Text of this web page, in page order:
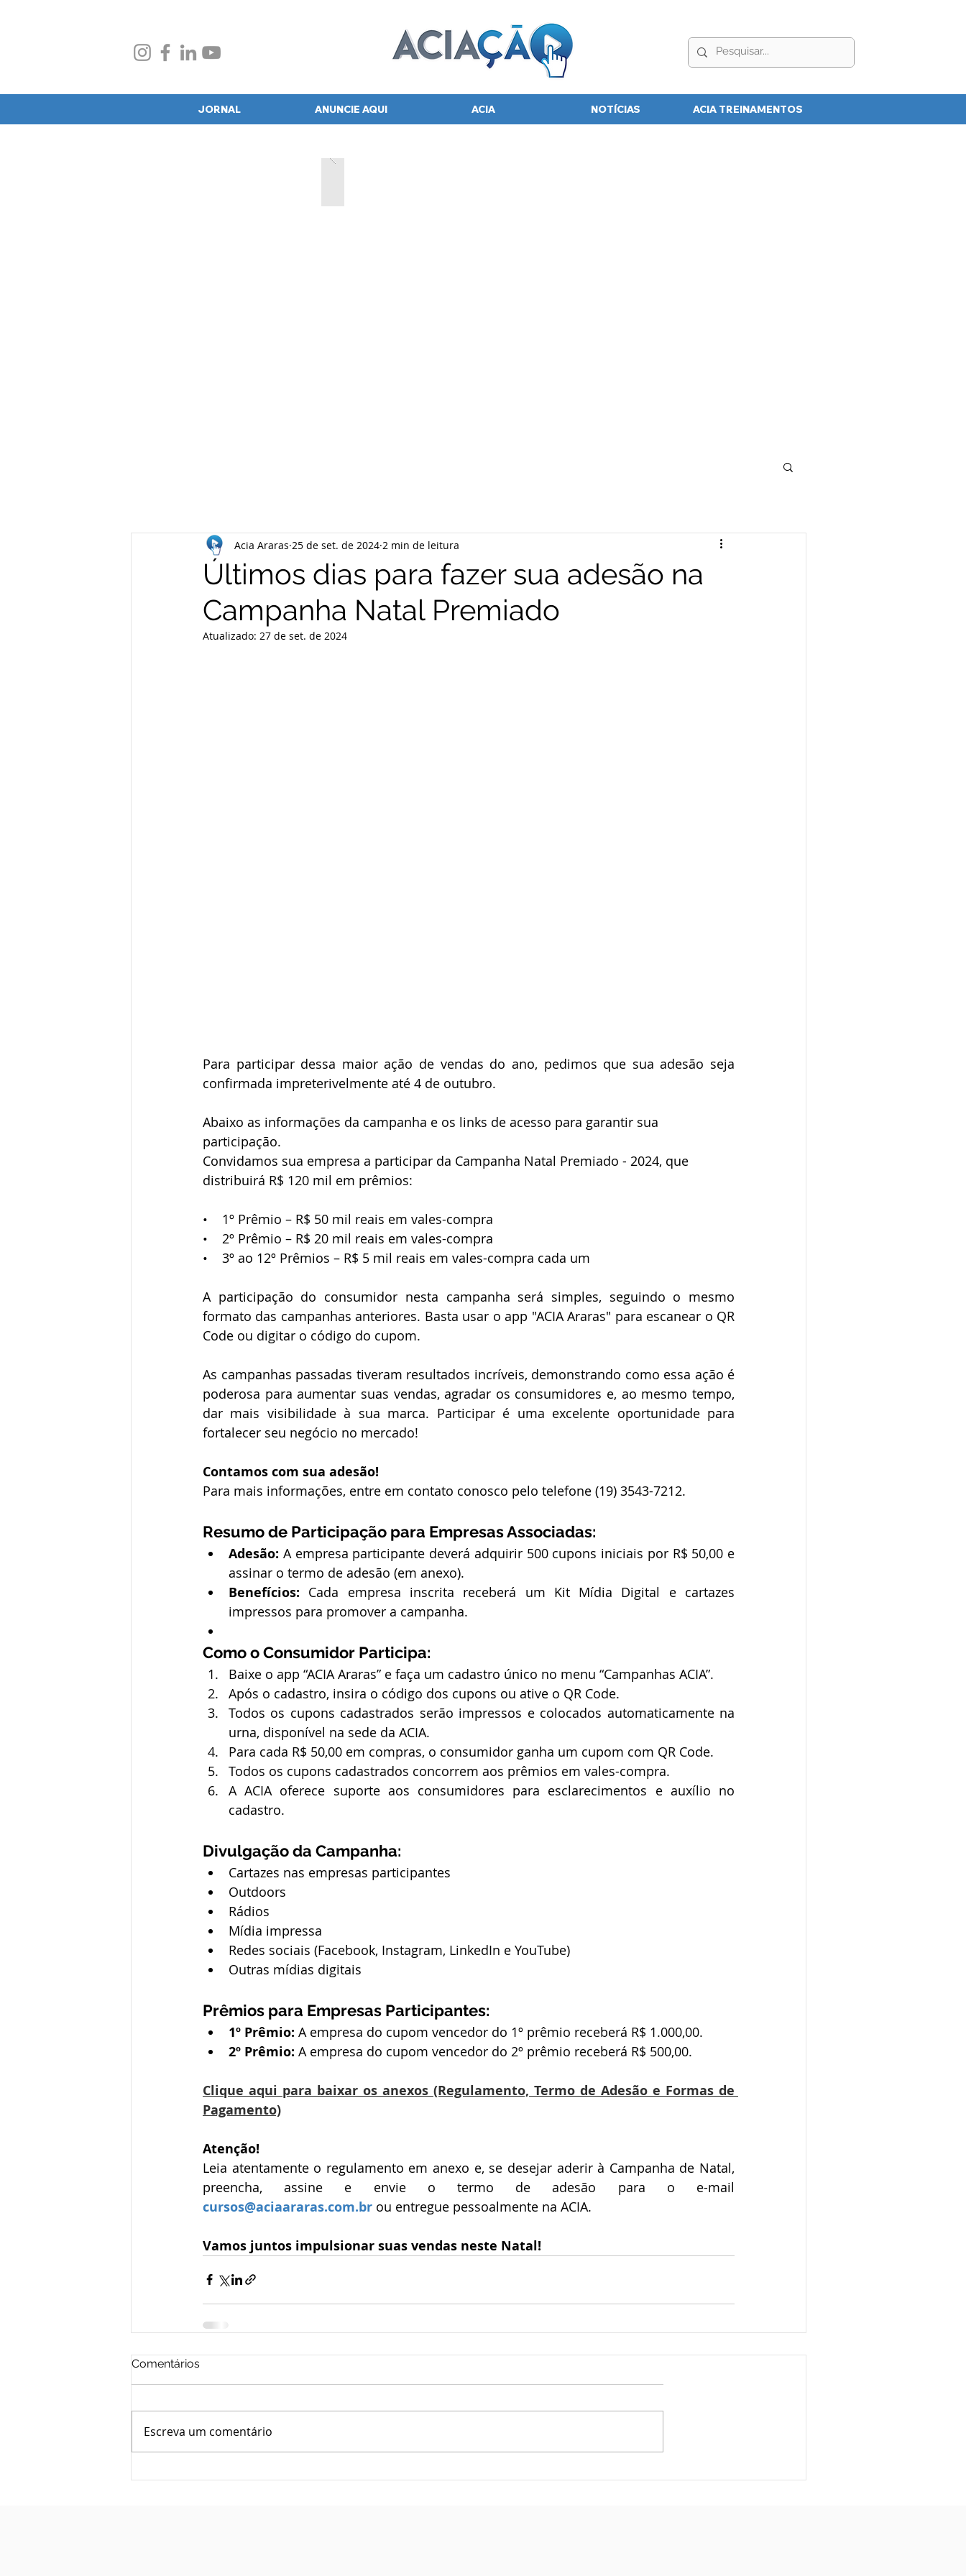
JORNAL ANUNCIE AQUI ACIA NOTÍCIAS ACIA TREINAMENTOS
Últimos dias para fazer sua adesão na
Campanha Natal Premiado
Acia Araras 25 de set. de 2024 2 min de leitura
Atualizado: 27 de set. de 2024
Para participar dessa maior ação de vendas do ano, pedimos que sua adesão seja
confirmada impreterivelmente até 4 de outubro.
Abaixo as informações da campanha e os links de acesso para garantir sua
participação.
Convidamos sua empresa a participar da Campanha Natal Premiado - 2024, que
distribuirá R$ 120 mil em prêmios:
•    1º Prêmio – R$ 50 mil reais em vales-compra
•    2º Prêmio – R$ 20 mil reais em vales-compra
•    3º ao 12º Prêmios – R$ 5 mil reais em vales-compra cada um
A participação do consumidor nesta campanha será simples, seguindo o mesmo
formato das campanhas anteriores. Basta usar o app "ACIA Araras" para escanear o QR
Code ou digitar o código do cupom.
As campanhas passadas tiveram resultados incríveis, demonstrando como essa ação é
poderosa para aumentar suas vendas, agradar os consumidores e, ao mesmo tempo,
dar mais visibilidade à sua marca. Participar é uma excelente oportunidade para
fortalecer seu negócio no mercado!
Contamos com sua adesão!
Para mais informações, entre em contato conosco pelo telefone (19) 3543-7212.
Resumo de Participação para Empresas Associadas:
Adesão: A empresa participante deverá adquirir 500 cupons iniciais por R$ 50,00 e
assinar o termo de adesão (em anexo).
Benefícios: Cada empresa inscrita receberá um Kit Mídia Digital e cartazes
impressos para promover a campanha.
Como o Consumidor Participa:
Baixe o app “ACIA Araras” e faça um cadastro único no menu “Campanhas ACIA”.
Após o cadastro, insira o código dos cupons ou ative o QR Code.
Todos os cupons cadastrados serão impressos e colocados automaticamente na
urna, disponível na sede da ACIA.
Para cada R$ 50,00 em compras, o consumidor ganha um cupom com QR Code.
Todos os cupons cadastrados concorrem aos prêmios em vales-compra.
A ACIA oferece suporte aos consumidores para esclarecimentos e auxílio no
cadastro.
Divulgação da Campanha:
Cartazes nas empresas participantes
Outdoors
Rádios
Mídia impressa
Redes sociais (Facebook, Instagram, LinkedIn e YouTube)
Outras mídias digitais
Prêmios para Empresas Participantes:
1º Prêmio: A empresa do cupom vencedor do 1º prêmio receberá R$ 1.000,00.
2º Prêmio: A empresa do cupom vencedor do 2º prêmio receberá R$ 500,00.
Clique aqui para baixar os anexos (Regulamento, Termo de Adesão e Formas de
Pagamento)
Atenção!
Leia atentamente o regulamento em anexo e, se desejar aderir à Campanha de Natal,
cursos@aciaararas.com.br ou entregue pessoalmente na ACIA.
Vamos juntos impulsionar suas vendas neste Natal!
Comentários
Escreva um comentário